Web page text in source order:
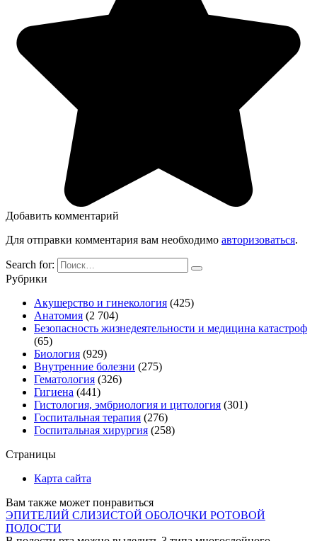
Добавить комментарий
Для отправки комментария вам необходимо авторизоваться.
Search for:
Рубрики
Акушерство и гинекология (425)
Анатомия (2 704)
Безопасность жизнедеятельности и медицина катастроф
(65)
Биология (929)
Внутренние болезни (275)
Гематология (326)
Гигиена (441)
Гистология, эмбриология и цитология (301)
Госпитальная терапия (276)
Госпитальная хирургия (258)
Страницы
Карта сайта
Вам также может понравиться
ЭПИТЕЛИЙ СЛИЗИСТОЙ ОБОЛОЧКИ РОТОВОЙ
ПОЛОСТИ